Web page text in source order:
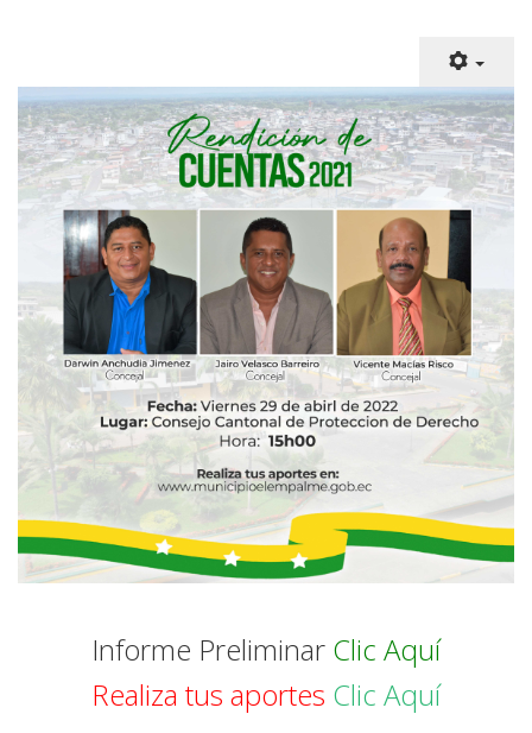
Informe Preliminar Clic Aquí
Realiza tus aportes Clic Aquí